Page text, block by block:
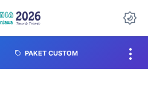
PAKET CUSTOM